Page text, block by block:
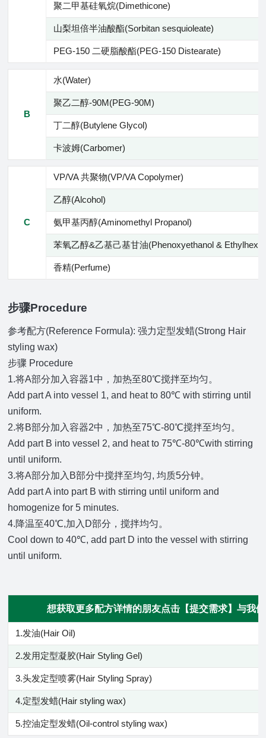
聚二甲基硅氧烷(Dimethicone)
山梨坦倍半油酸酯(Sorbitan sesquioleate)
PEG-150 二硬脂酸酯(PEG-150 Distearate)
B
水(Water)
聚乙二醇-90M(PEG-90M)
丁二醇(Butylene Glycol)
卡波姆(Carbomer)
C
VP/VA 共聚物(VP/VA Copolymer)
乙醇(Alcohol)
氨甲基丙醇(Aminomethyl Propanol)
苯氧乙醇&乙基己基甘油(Phenoxyethanol &
香精(Perfume)
步骤Procedure
参考配方(Reference Formula): 强力定型发蜡(Strong Hair
styling wax)
步骤 Procedure
1.将A部分加入容器1中，加热至80℃搅拌至均匀。
Add part A into vessel 1, and heat to 80℃ with stirring until
uniform.
2.将B部分加入容器2中，加热至75℃-80℃搅拌至均匀。
Add part B into vessel 2, and heat to 75℃-80℃with stirring
until uniform.
3.将A部分加入B部分中搅拌至均匀, 均质5分钟。
Add part A into part B with stirring until uniform and
homogenize for 5 minutes.
4.降温至40℃,加入D部分，搅拌均匀。
Cool down to 40℃, add part D into the vessel with stirring
until uniform.
想获取更多配方详情的朋友点击【提交需求】与我
1.发油(Hair Oil)
2.发用定型凝胶(Hair Styling Gel)
3.头发定型喷雾(Hair Styling Spray)
4.定型发蜡(Hair styling wax)
5.控油定型发蜡(Oil-control styling wax)